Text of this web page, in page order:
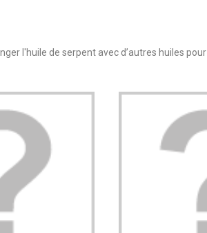
l'huile de serpent avec d’autres huiles